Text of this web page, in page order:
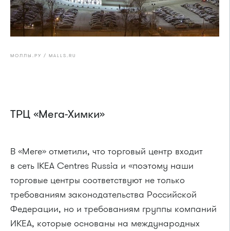
МОЛЛЫ.РУ / MALLS.RU
ТРЦ «Мега-Химки»
В «Меге» отметили, что торговый центр входит
в сеть IKEA Centres Russia и «поэтому наши
торговые центры соответствуют не только
требованиям законодательства Российской
Федерации, но и требованиям группы компаний
ИКЕА, которые основаны на международных